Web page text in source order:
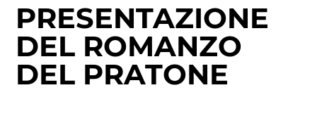
PRESENTAZIONE
DEL ROMANZO
DEL PRATONE